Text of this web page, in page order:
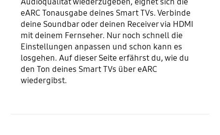
eARC Tonausgabe deines Smart TVs. Verbinde
deine Soundbar oder deinen Receiver via HDMI
mit deinem Fernseher. Nur noch schnell die
Einstellungen anpassen und schon kann es
losgehen. Auf dieser Seite erfährst du, wie du
den Ton deines Smart TVs über eARC
wiedergibst.